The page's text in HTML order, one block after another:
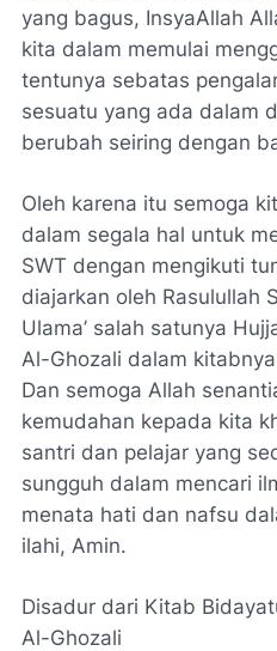
yang bagus, InsyaAllah
kita dalam memulai
tentunya sebatas
sesuatu yang ada dalam
berubah seiring dengan
Oleh karena itu semoga
dalam segala hal untuk
SWT dengan mengikuti
diajarkan oleh Rasulullah
Ulama’ salah satunya
Al-Ghozali dalam
Dan semoga Allah
kemudahan kepada kita
santri dan pelajar yang
sungguh dalam mencari
menata hati dan nafsu
ilahi, Amin.
Disadur dari Kitab
Al-Ghozali